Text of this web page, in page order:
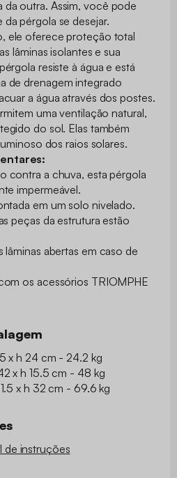
outra. Assim, você pode
pérgola se desejar.
ele oferece proteção total
lâminas isolantes e sua
resiste à água e está
de drenagem integrado
a água através dos postes.
uma ventilação natural,
do sol. Elas também
dos raios solares.
contra a chuva, esta pérgola
impermeável.
em um solo nivelado.
peças da estrutura estão
lâminas abertas em caso de
os acessórios TRIOMPHE
x h 24 cm - 24.2 kg
x h 15.5 cm - 48 kg
x h 32 cm - 69.6 kg
de instruções